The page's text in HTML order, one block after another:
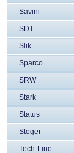
Savini
SDT
Slik
Sparco
SRW
Stark
Status
Steger
Tech-Line